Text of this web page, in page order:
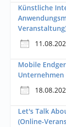
Künstliche
Mobile
Let's Talk
(Online-